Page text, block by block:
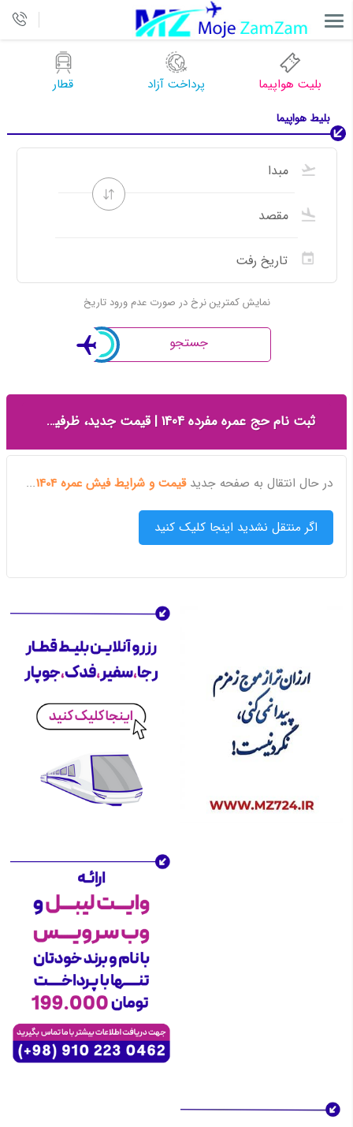
بلیت هواپیما پرداخت آزاد قطار
بلیط هواپیما
نمایش کمترین نرخ در صورت عدم ورود تاریخ
جستجو
ثبت نام حج عمره مفرده 1404 | قیمت جدید، ظرفیت‌ها، شرایط و تهیه فیش عمره — موج زمزم
در حال انتقال به صفحه جدیدقیمت و شرایط فیش عمره 1404 ...
اگر منتقل نشدید اینجا کلیک کنید